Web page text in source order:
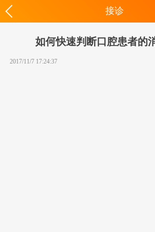
接诊
如何快速判断口腔患者的
2017/11/7 17:24:37